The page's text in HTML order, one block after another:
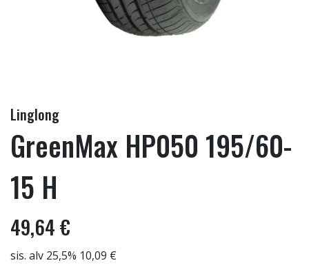
Linglong
GreenMax HP050 195/60-
15 H
49,64 €
sis. alv 25,5% 10,09 €